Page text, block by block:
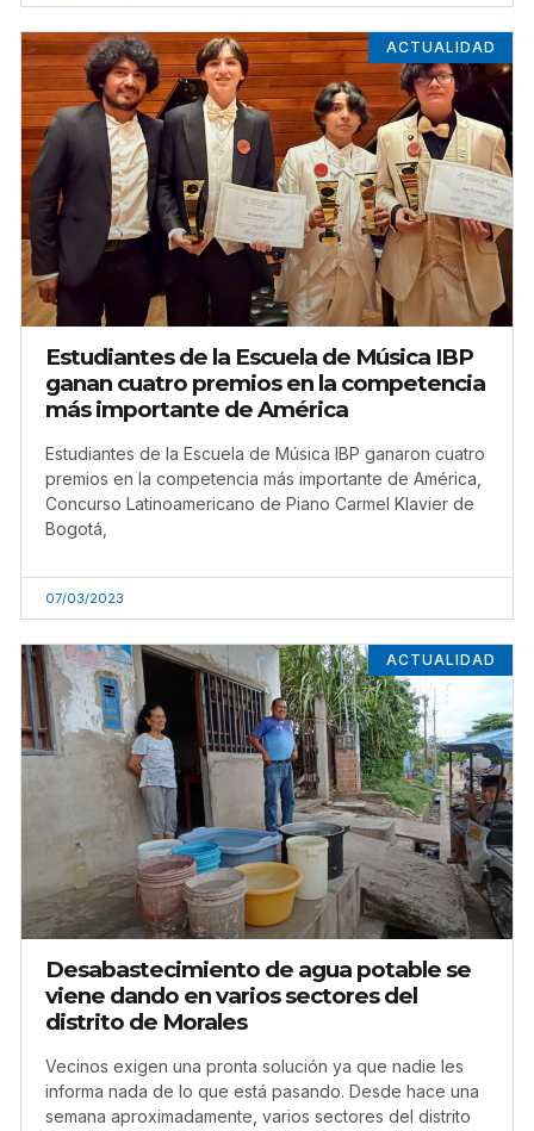
ACTUALIDAD
Estudiantes de la Escuela de Música IBP
ganan cuatro premios en la competencia
más importante de América
Estudiantes de la Escuela de Música IBP ganaron cuatro
premios en la competencia más importante de América,
Concurso Latinoamericano de Piano Carmel Klavier de
Bogotá,
07/03/2023
ACTUALIDAD
Desabastecimiento de agua potable se
viene dando en varios sectores del
distrito de Morales
Vecinos exigen una pronta solución ya que nadie les
informa nada de lo que está pasando. Desde hace una
semana aproximadamente, varios sectores del distrito